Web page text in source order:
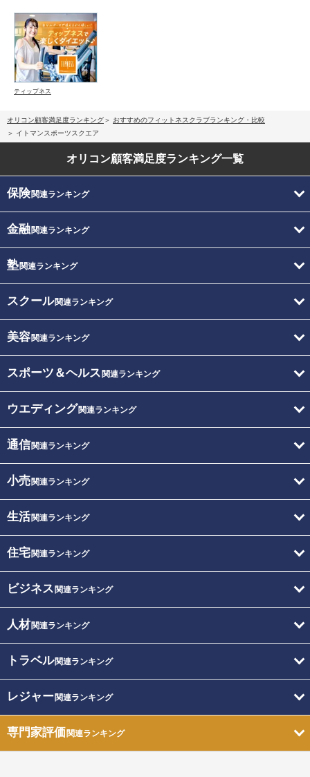
ティップネス
オリコン顧客満足度ランキング
おすすめのフィットネスクラブランキング・比較
イトマンスポーツスクエア
オリコン顧客満足度ランキング一覧
保険関連ランキング
金融関連ランキング
塾関連ランキング
スクール関連ランキング
美容関連ランキング
スポーツ＆ヘルス 関連ランキング
ウエディング関連ランキング
通信関連ランキング
小売関連ランキング
生活関連ランキング
住宅関連ランキング
ビジネス 関連ランキング
人材関連ランキング
トラベル関連ランキング
レジャー関連ランキング
専門家評価関連ランキング